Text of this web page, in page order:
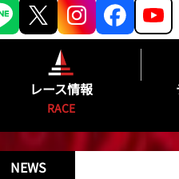
レース情報
RACE
シリーズインデックス
NEWS